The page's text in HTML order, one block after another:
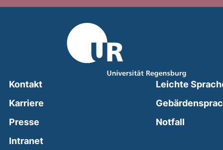
Kontakt
Karriere
Presse
Intranet(external link, opens in a new window)
Leichte
Notfall